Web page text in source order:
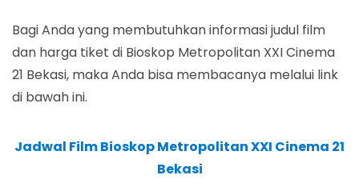
Bagi Anda yang membutuhkan informasi judul film
dan harga tiket di Bioskop Metropolitan XXI Cinema
21 Bekasi, maka Anda bisa membacanya melalui link
di bawah ini.
Jadwal Film Bioskop Metropolitan XXI Cinema 21
Bekasi